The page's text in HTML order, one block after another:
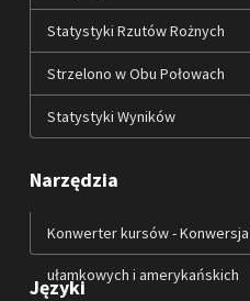
Statystyki Rzutów Rożnych
Strzelono w Obu Połowach
Statystyki Wyników
Narzędzia
Konwerter kursów -
ułamkowych i amerykańskich
Języki